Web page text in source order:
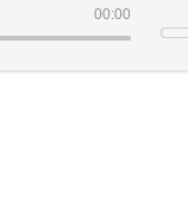
00:00